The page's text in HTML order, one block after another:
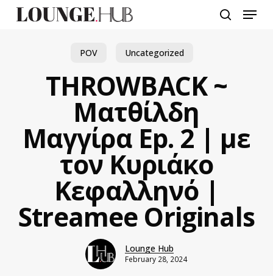
Menu
POV Uncategorized
THROWBACK ~
Ματθίλδη
Μαγγίρα Ep. 2 | με
τον Κυριάκο
Κεφαλληνό |
Streamee Originals
Lounge Hub
February 28, 2024